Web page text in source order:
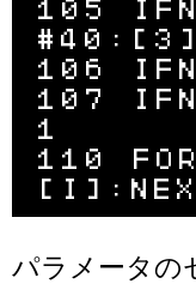
105
106
107
1
110
パラメータの